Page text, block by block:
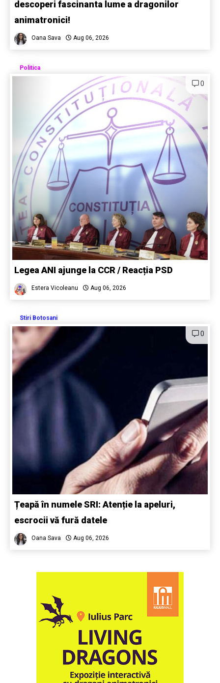
descoperi fascinanta lume a dragonilor
animatronici!
Oana Sava Aug 06, 2026
Politica
0
Legea ANI ajunge la CCR / Reacția PSD
Estera Vicoleanu Aug 06, 2026
Stiri Botosani
0
Țeapă în numele SRI: Atenție la apeluri,
escrocii vă fură datele
Oana Sava Aug 06, 2026